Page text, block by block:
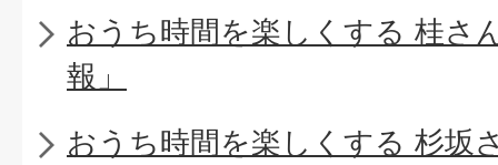
おうち時間を楽しくする 桂さ
報」
おうち時間を楽しくする 杉坂